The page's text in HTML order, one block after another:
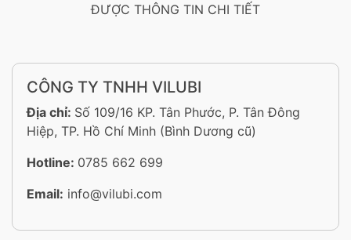
ĐƯỢC THÔNG TIN CHI TIẾT
CÔNG TY TNHH VILUBI
Địa chỉ: Số 109/16 KP. Tân Phước, P. Tân Đông
Hiệp, TP. Hồ Chí Minh (Bình Dương cũ)
Hotline: 0785 662 699
Email: info@vilubi.com